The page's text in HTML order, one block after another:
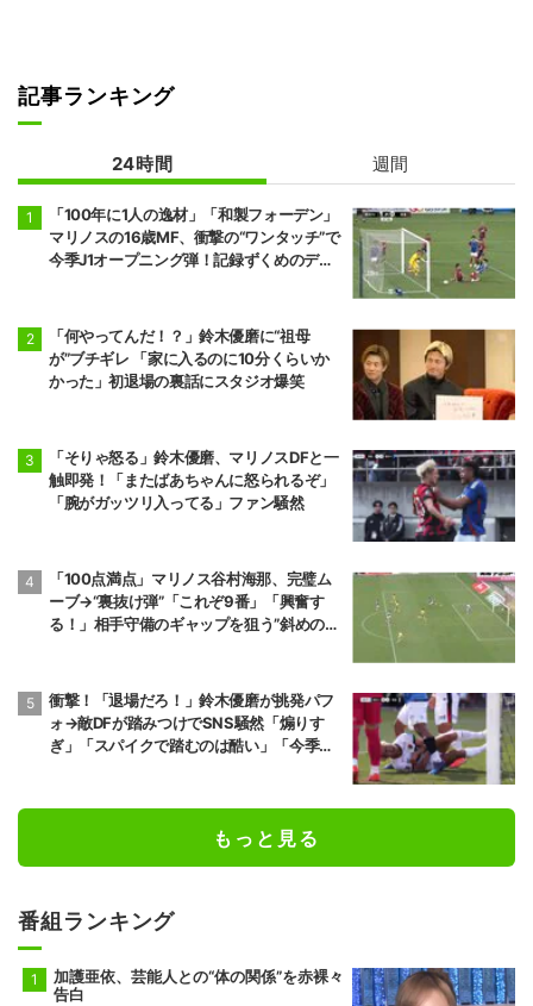
記事ランキング
24時間 週間
「100年に1人の逸材」「和製フォーデン」
マリノスの16歳MF、衝撃の“ワンタッチ”で
今季J1オープニング弾！記録ずくめのデビ
「何やってんだ！？」鈴木優磨に“祖母
が”ブチギレ 「家に入るのに10分くらいか
かった」初退場の裏話にスタジオ爆笑
「そりゃ怒る」鈴木優磨、マリノスDFと一
触即発！「またばあちゃんに怒られるぞ」
「腕がガッツリ入ってる」ファン騒然
「100点満点」マリノス谷村海那、完璧ム
ーブ→“裏抜け弾”「これぞ9番」「興奮す
る！」相手守備のギャップを狙う”斜めの抜
衝撃！「退場だろ！」鈴木優磨が挑発パフ
ォ→敵DFが踏みつけでSNS騒然「煽りす
ぎ」「スパイクで踏むのは酷い」「今季で
もっと見る
番組ランキング
加護亜依、芸能人との“体の関係”を赤裸々
告白